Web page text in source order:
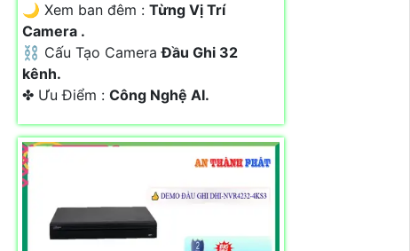
🌙 Xem ban đêm : Từng Vị Trí
Camera .
⛓ Cấu Tạo CameraĐầu Ghi 32
kênh.
️✤ Ưu Điểm : Công Nghệ AI.